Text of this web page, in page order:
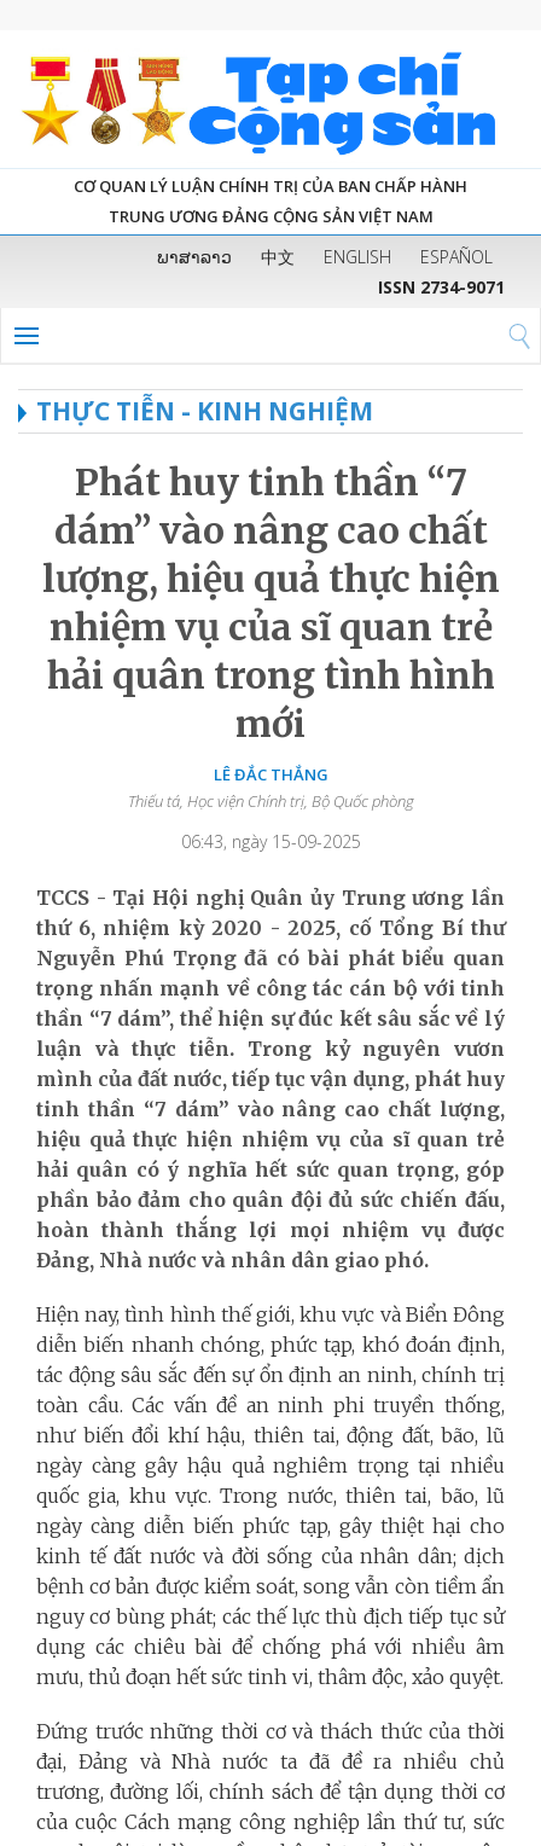
CƠ QUAN LÝ LUẬN CHÍNH TRỊ CỦA BAN CHẤP HÀNH
TRUNG ƯƠNG ĐẢNG CỘNG SẢN VIỆT NAM
ພາສາລາວ 中文 ENGLISH
ESPAÑOL
ISSN 2734-9071
THỰC TIỄN - KINH NGHIỆM
Phát huy tinh thần “7
dám” vào nâng cao chất
lượng, hiệu quả thực hiện
nhiệm vụ của sĩ quan trẻ
hải quân trong tình hình
mới
LÊ ĐẮC THẮNG
Thiếu tá, Học viện Chính trị, Bộ Quốc phòng
06:43, ngày 15-09-2025
TCCS - Tại Hội nghị Quân ủy Trung ương lần
thứ 6, nhiệm kỳ 2020 - 2025, cố Tổng Bí thư
Nguyễn Phú Trọngđã có bài phát biểu quan
trọng nhấn mạnh về công tác cán bộ với tinh
thần “7 dám”, thể hiện sự đúc kết sâu sắc về lý
luận và thực tiễn. Trong kỷ nguyên vươn
mình của đất nước, tiếp tục vận dụng, phát huy
tinh thần “7 dám” vào nâng cao chất lượng,
hiệu quả thực hiện nhiệm vụ của sĩ quan trẻ
hải quân có ý nghĩa hết sức quan trọng, góp
phần bảo đảm cho quân đội đủ sức chiến đấu,
hoàn thành thắng lợi mọi nhiệm vụ được
Đảng, Nhà nước và nhân dân giao phó.
Hiện nay, tình hình thế giới, khu vực và Biển Đông
diễn biến nhanh chóng, phức tạp, khó đoán định,
tác động sâu sắc đến sự ổn định an ninh, chính trị
toàn cầu. Các vấn đề an ninh phi truyền thống,
như biến đổi khí hậu, thiên tai, động đất, bão, lũ
ngày càng gây hậu quả nghiêm trọng tại nhiều
quốc gia, khu vực. Trong nước, thiên tai, bão, lũ
ngày càng diễn biến phức tạp, gây thiệt hại cho
kinh tế đất nước và đời sống của nhân dân; dịch
bệnh cơ bản được kiểm soát, song vẫn còn tiềm ẩn
nguy cơ bùng phát; các thế lực thù địch tiếp tục sử
dụng các chiêu bài để chống phá với nhiều âm
mưu, thủ đoạn hết sức tinh vi, thâm độc, xảo quyệt.
Đứng trước những thời cơ và thách thức của thời
đại, Đảng và Nhà nước ta đã đề ra nhiều chủ
trương, đường lối, chính sách để tận dụng thời cơ
của cuộc Cách mạng công nghiệp lần thứ tư, sức